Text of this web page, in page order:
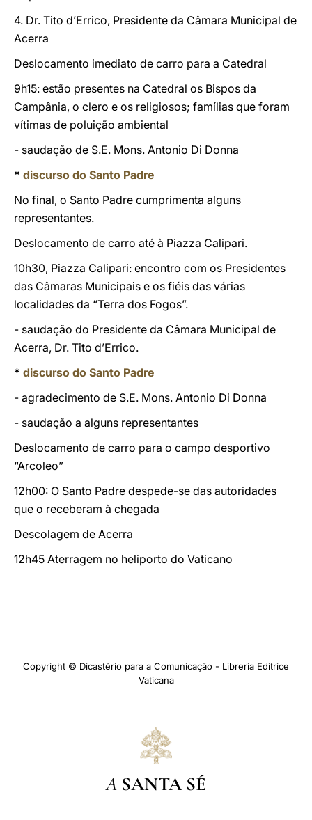
4. Dr. Tito d’Errico, Presidente da Câmara Municipal de
Acerra
Deslocamento imediato de carro para a Catedral
9h15: estão presentes na Catedral os Bispos da
Campânia, o clero e os religiosos; famílias que foram
vítimas de poluição ambiental
- saudação de S.E. Mons. Antonio Di Donna
* discurso do Santo Padre
No final, o Santo Padre cumprimenta alguns
representantes.
Deslocamento de carro até à Piazza Calipari.
10h30, Piazza Calipari: encontro com os Presidentes
das Câmaras Municipais e os fiéis das várias
localidades da “Terra dos Fogos”.
- saudação do Presidente da Câmara Municipal de
Acerra, Dr. Tito d’Errico.
* discurso do Santo Padre
- agradecimento de S.E. Mons. Antonio Di Donna
- saudação a alguns representantes
Deslocamento de carro para o campo desportivo
“Arcoleo”
12h00: O Santo Padre despede-se das autoridades
que o receberam à chegada
Descolagem de Acerra
12h45 Aterragem no heliporto do Vaticano
Copyright © Dicastério para a Comunicação - Libreria Editrice
Vaticana
A SANTA SÉ